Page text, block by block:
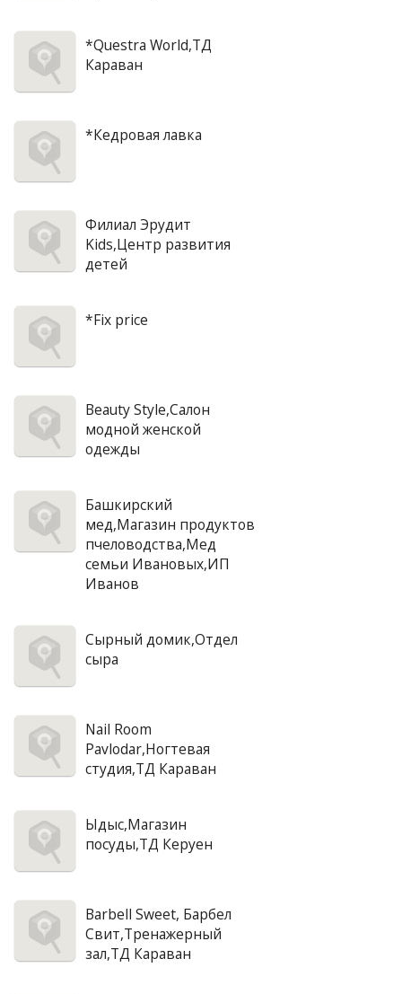
*Questra World,ТД
Караван
*Кедровая лавка
Филиал Эрудит
Kids,Центр развития
детей
*Fix price
Beauty Style,Салон
модной женской
одежды
Башкирский
мед,Магазин продуктов
пчеловодства,Мед
семьи Ивановых,ИП
Иванов
Сырный домик,Отдел
сыра
Nail Room
Pavlodar,Ногтевая
студия,ТД Караван
Ыдыс,Магазин
посуды,ТД Керуен
Barbell Sweet, Барбел
Свит,Тренажерный
зал,ТД Караван